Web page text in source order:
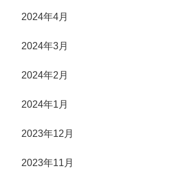
2024年4月
2024年3月
2024年2月
2024年1月
2023年12月
2023年11月